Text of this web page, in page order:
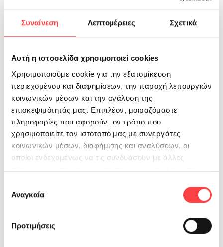
Συναίνεση Λεπτομέρειες Σχετικά
Αυτή η ιστοσελίδα χρησιμοποιεί cookies
Χρησιμοποιούμε cookie για την εξατομίκευση
περιεχομένου και διαφημίσεων, την παροχή λειτουργιών
κοινωνικών μέσων και την ανάλυση της
επισκεψιμότητάς μας. Επιπλέον, μοιραζόμαστε
πληροφορίες που αφορούν τον τρόπο που
χρησιμοποιείτε τον ιστότοπό μας με συνεργάτες
κοινωνικών μέσων, διαφήμισης και αναλύσεων, οι
οποίοι ενδεχομένως να τις συνδυάσουν με άλλες
πληροφορίες που τους έχετε παραχωρήσει ή τις οποίες
των υπηρεσιών τους.
συγκατάθεσης
Αναγκαία
Προτιμήσεις